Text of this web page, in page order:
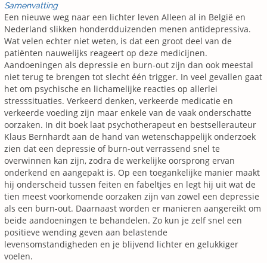
Samenvatting
Een nieuwe weg naar een lichter leven Alleen al in België en
Nederland slikken honderdduizenden menen antidepressiva.
Wat velen echter niet weten, is dat een groot deel van de
patiënten nauwelijks reageert op deze medicijnen.
Aandoeningen als depressie en burn-out zijn dan ook meestal
niet terug te brengen tot slecht één trigger. In veel gevallen gaat
het om psychische en lichamelijke reacties op allerlei
stresssituaties. Verkeerd denken, verkeerde medicatie en
verkeerde voeding zijn maar enkele van de vaak onderschatte
oorzaken. In dit boek laat psychotherapeut en bestsellerauteur
Klaus Bernhardt aan de hand van wetenschappelijk onderzoek
zien dat een depressie of burn-out verrassend snel te
overwinnen kan zijn, zodra de werkelijke oorsprong ervan
onderkend en aangepakt is. Op een toegankelijke manier maakt
hij onderscheid tussen feiten en fabeltjes en legt hij uit wat de
tien meest voorkomende oorzaken zijn van zowel een depressie
als een burn-out. Daarnaast worden er manieren aangereikt om
beide aandoeningen te behandelen. Zo kun je zelf snel een
positieve wending geven aan belastende
levensomstandigheden en je blijvend lichter en gelukkiger
voelen.